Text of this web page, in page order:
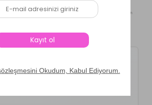
⚡ CollectAction
Soru ve Cevapları
2li Yelekli Tulum Tam